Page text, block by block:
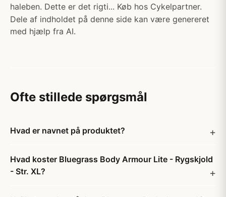
haleben. Dette er det rigti... Køb hos Cykelpartner.
Dele af indholdet på denne side kan være genereret
med hjælp fra AI.
Ofte stillede spørgsmål
Hvad er navnet på produktet?
Hvad koster Bluegrass Body Armour Lite - Rygskjold
- Str. XL?